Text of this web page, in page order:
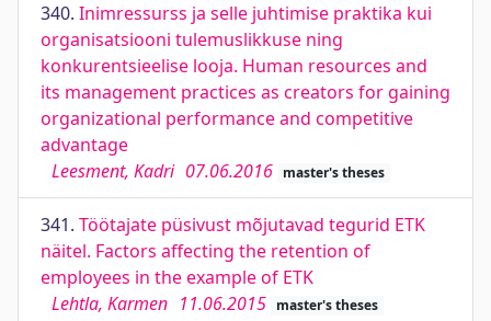
340. Inimressurss ja selle juhtimise praktika kui
organisatsiooni tulemuslikkuse ning
konkurentsieelise looja. Human resources and
its management practices as creators for gaining
organizational performance and competitive
advantage
Leesment, Kadri 07.06.2016 master's theses
341. Töötajate püsivust mõjutavad tegurid ETK
näitel. Factors affecting the retention of
employees in the example of ETK
Lehtla, Karmen 11.06.2015 master's theses